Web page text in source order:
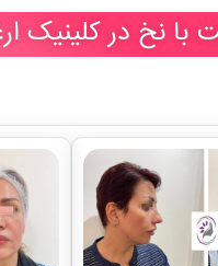
با نخ در کلینیک